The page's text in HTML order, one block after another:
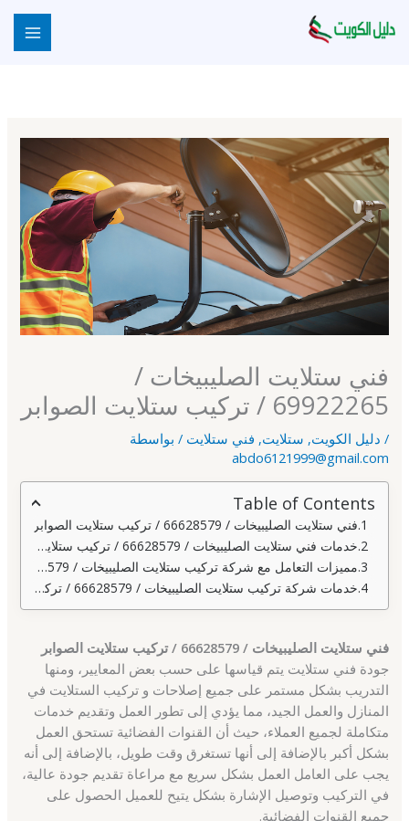
إلى
فني ستلايت الصليبيخات /
69922265 / تركيب ستلايت الصوابر
/ دليل الكويت, ستلايت, فني ستلايت / بواسطة
abdo6121999@gmail.com
Table of Contents
فني ستلايت الصليبيخات / 66628579 / تركيب ستلايت الصوابر
خدمات فني ستلايت الصليبيخات / 66628579 / تركيب ستلايت الصوابر
مميزات التعامل مع شركة تركيب ستلايت الصليبيخات / 66628579 / تركيب ستلايت الصوابر
خدمات شركة تركيب ستلايت الصليبيخات / 66628579 / تركيب ستلايت الصوابر
فني ستلايت الصليبيخات / 66628579 / تركيب ستلايت الصوابر
جودة فني ستلايت يتم قياسها على حسب بعض المعايير، ومنها
التدريب بشكل مستمر على جميع إصلاحات و تركيب الستلايت في
المنازل والعمل الجيد، مما يؤدي إلى تطور العمل وتقديم خدمات
متكاملة لجميع العملاء، حيث أن القنوات الفضائية تستحق العمل
بشكل أكبر بالإضافة إلى أنها تستغرق وقت طويل، بالإضافة إلى أنه
يجب على العامل العمل بشكل سريع مع مراعاة تقديم جودة عالية،
في التركيب وتوصيل الإشارة بشكل يتيح للعميل الحصول على
جميع القنوات الفضائية.